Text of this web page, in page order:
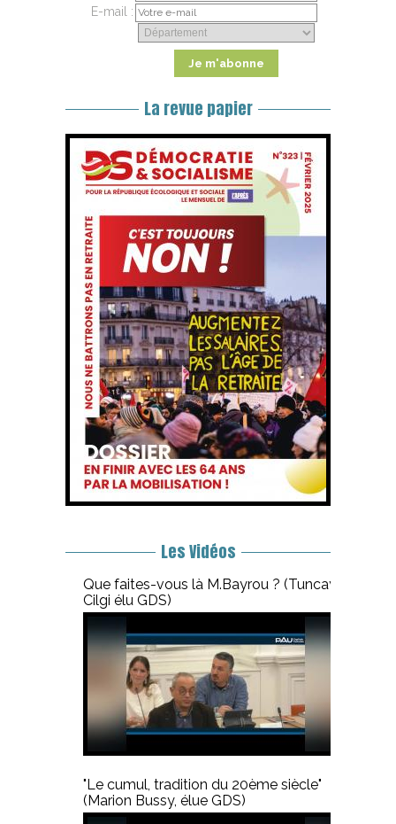
E-mail :
La revue papier
Les Vidéos
Que faites-vous là M.Bayrou ? (Tuncay
Cilgi élu GDS)
"Le cumul, tradition du 20ème siècle"
(Marion Bussy, élue GDS)